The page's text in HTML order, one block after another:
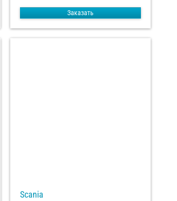
Заказать
Scania